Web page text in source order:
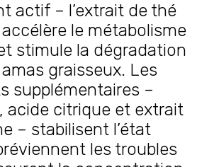
actif – l’extrait de thé
le métabolisme
stimule la dégradation
graisseux. Les
supplémentaires –
acide citrique et extrait
– stabilisent l’état
les troubles